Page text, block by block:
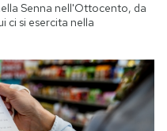
Senna nell'Ottocento, da
ci si esercita nella